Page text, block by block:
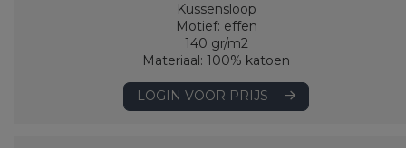
Kussensloop
Motief: effen
140 gr/m2
Materiaal: 100% katoen
LOGIN VOOR PRIJS